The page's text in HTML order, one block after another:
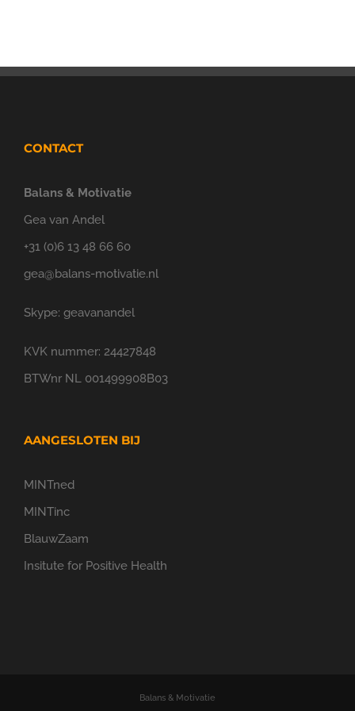
CONTACT
Balans & Motivatie
Gea van Andel
+31 (0)6 13 48 66 60
gea@balans-motivatie.nl
Skype: geavanandel
KVK nummer: 24427848
BTWnr NL 001499908B03
AANGESLOTEN BIJ
MINTned
MINTinc
BlauwZaam
Insitute for Positive Health
Balans & Motivatie